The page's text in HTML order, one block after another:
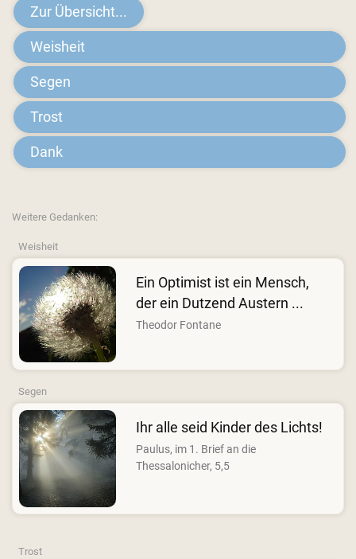
Zur Übersicht...
Weisheit
Segen
Trost
Dank
Weitere Gedanken:
Weisheit
Ein Optimist ist ein Mensch,
der ein Dutzend Austern ...
Theodor Fontane
Segen
Ihr alle seid Kinder des Lichts!
Paulus, im 1. Brief an die
Thessalonicher, 5,5
Trost